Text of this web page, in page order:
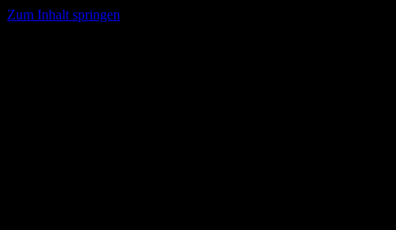
Zum Inhalt springen